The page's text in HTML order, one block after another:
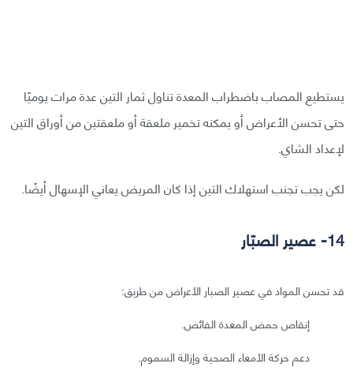
يستطيع المصاب باضطراب المعدة تناول ثمار التين عدة مرات يوميًا
حتى تحسن الأعراض أو يمكنه تخمير ملعقة أو ملعقتين من أوراق التين
لإعداد الشاي.
لكن يجب تجنب استهلاك التين إذا كان المريض يعاني الإسهال أيضًا.
14- عصير الصبّار
قد تحسن المواد في عصير الصبار الأعراض من طريق:
إنقاص حمض المعدة الفائض.
دعم حركة الأمعاء الصحية وإزالة السموم.